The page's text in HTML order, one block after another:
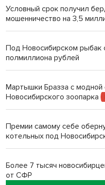
Условный срок получил
мошенничество на 3,5
Под Новосибирском рыбак
полмиллиона рублей
Мартышки Бразза с модной
Новосибирского зоопарка
Премии самому себе
котельных под
Более 7 тысяч
от СФР